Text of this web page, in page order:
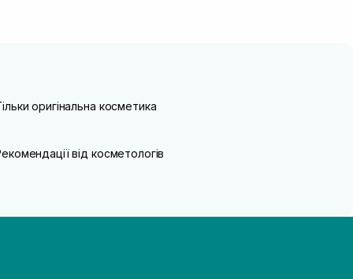
оригінальна косметика
від косметологів